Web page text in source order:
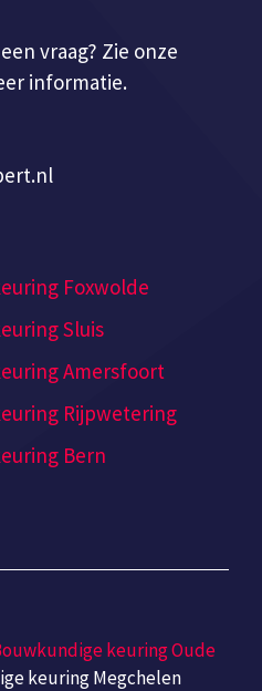
vraag? Zie onze
informatie.
Foxwolde
Sluis
Amersfoort
Rijpwetering
Bern
keuring Oude
keuring Megchelen